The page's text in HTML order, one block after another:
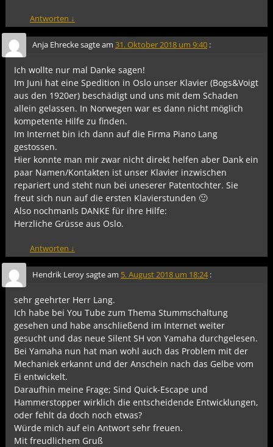
Antworten ↓
Anja Ehreckesagte am 31. Oktober 2018 um 9:40 :
Ich wollte nur mal Danke sagen!
Im Juni hat eine Spedition in Oslo unser Klavier (Bogs&Voigt
aus den 1920er) beschädigt und uns mit dem Schaden
allein gelassen. In Norwegen war es dann nicht möglich
kompetente Hilfe zu finden.
Im Internet bin ich dann auf die Firma Piano Lang
gestossen.
Hier konnte man mir zwar nicht direkt helfen aber Dank ein
paar Namen/Kontakten ist unser Klavier inzwischen
repariert und steht nun bei uneserer Patentochter. Sie
freut sich nun auf die ersten Klavierstunden 🙂
Also nochmanls DANKE für ihre Hilfe:
Herzliche Grüsse aus Oslo.
Antworten ↓
Hendrik Leroysagte am 5. August 2018 um 18:24 :
sehr geehrter Herr Lang.
Ich habe bei You Tube zum Thema Stummschaltung
gesehen und habe anschließend im Internet weiter
gesucht und das neue Silent SH von Yamaha durchgelesen.
Bei Yamaha nun hat man wohl auch das Problem mit der
Mechaniek erkannt und der Anschein nach das Gelbe vom
Ei entwickelt.
Daraufhin meine Frage; Sind Quick-Escape und
Hammerstopper wirklich die entscheidende Entwicklungen,
oder fehlt da doch noch etwas?
Würde mich auf ein Antwort sehr freuen.
Mit freudlichem Gruß